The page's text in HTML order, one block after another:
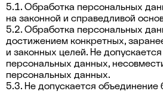
5.1. Обработка персональных
на законной и справедливой
5.2. Обработка персональных
достижением конкретных,
и законных целей. Не
персональных данных,
персональных данных.
5.3. Не допускается объединение